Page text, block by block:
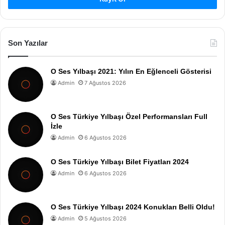
Son Yazılar
O Ses Yılbaşı 2021: Yılın En Eğlenceli Gösterisi
Admin 7 Ağustos 2026
O Ses Türkiye Yılbaşı Özel Performansları Full
İzle
Admin 6 Ağustos 2026
O Ses Türkiye Yılbaşı Bilet Fiyatları 2024
Admin 6 Ağustos 2026
O Ses Türkiye Yılbaşı 2024 Konukları Belli Oldu!
Admin 5 Ağustos 2026